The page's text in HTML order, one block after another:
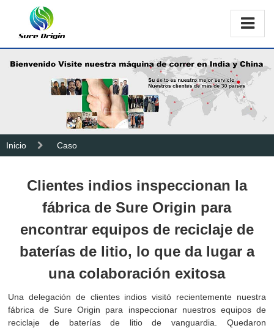
Inicio Caso
Clientes indios inspeccionan la
fábrica de Sure Origin para
encontrar equipos de reciclaje de
baterías de litio, lo que da lugar a
una colaboración exitosa
Una delegación de clientes indios visitó recientemente nuestra
fábrica de Sure Origin para inspeccionar nuestros equipos de
reciclaje de baterías de litio de vanguardia. Quedaron